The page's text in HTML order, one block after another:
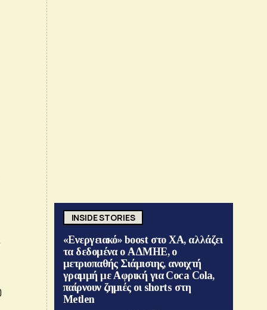
INSIDE STORIES
«Ενεργειακό» boost στο ΧΑ, αλλάζει
τα δεδομένα ο ΑΔΜΗΕ, ο
μετριοπαθής Σιάμισιης, ανοιχτή
γραμμή με Αφρική για Coca Cola,
παίρνουν ζημιές οι shorts στη
Metlen